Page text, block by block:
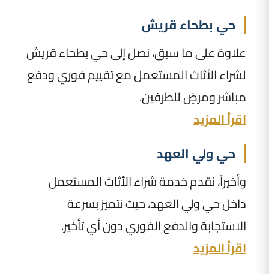
حي بطحاء قريش
علاوة على ما سبق، نصل إلى حي بطحاء قريش
لشراء الأثاث المستعمل مع تقييم فوري ودفع
مباشر ومرضٍ للطرفين.
اقرأ المزيد
حي ولي العهد
وأخيراً، نقدم خدمة شراء الأثاث المستعمل
داخل حي ولي العهد، حيث نتميز بسرعة
الاستجابة والدفع الفوري دون أي تأخير.
اقرأ المزيد